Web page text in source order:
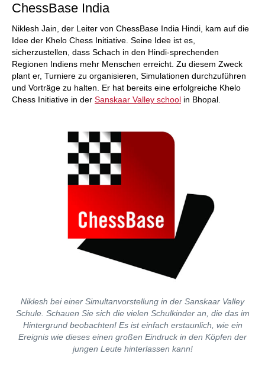
ChessBase India
Niklesh Jain, der Leiter von ChessBase India Hindi, kam auf die
Idee der Khelo Chess Initiative. Seine Idee ist es,
sicherzustellen, dass Schach in den Hindi-sprechenden
Regionen Indiens mehr Menschen erreicht. Zu diesem Zweck
plant er, Turniere zu organisieren, Simulationen durchzuführen
und Vorträge zu halten. Er hat bereits eine erfolgreiche Khelo
Chess Initiative in der Sanskaar Valley school in Bhopal.
Niklesh bei einer Simultanvorstellung in der Sanskaar Valley
Schule. Schauen Sie sich die vielen Schulkinder an, die das im
Hintergrund beobachten! Es ist einfach erstaunlich, wie ein
Ereignis wie dieses einen großen Eindruck in den Köpfen der
jungen Leute hinterlassen kann!